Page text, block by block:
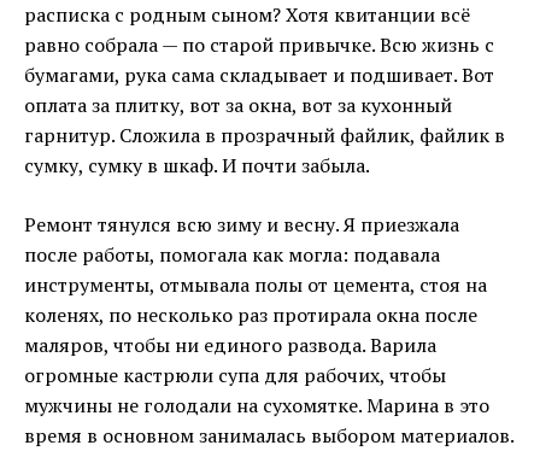
расписка с родным сыном? Хотя квитанции всё
равно собрала — по старой привычке. Всю жизнь с
бумагами, рука сама складывает и подшивает. Вот
оплата за плитку, вот за окна, вот за кухонный
гарнитур. Сложила в прозрачный файлик, файлик в
сумку, сумку в шкаф. И почти забыла.
Ремонт тянулся всю зиму и весну. Я приезжала
после работы, помогала как могла: подавала
инструменты, отмывала полы от цемента, стоя на
коленях, по несколько раз протирала окна после
маляров, чтобы ни единого развода. Варила
огромные кастрюли супа для рабочих, чтобы
мужчины не голодали на сухомятке. Марина в это
время в основном занималась выбором материалов.